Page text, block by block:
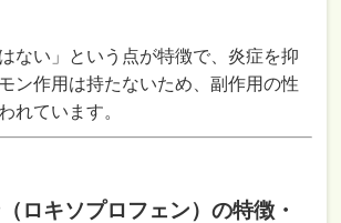
ない」という点が特徴で、炎症を抑
ン作用は持たないため、副作用の性
れています。
ロキソプロフェン）の特徴・